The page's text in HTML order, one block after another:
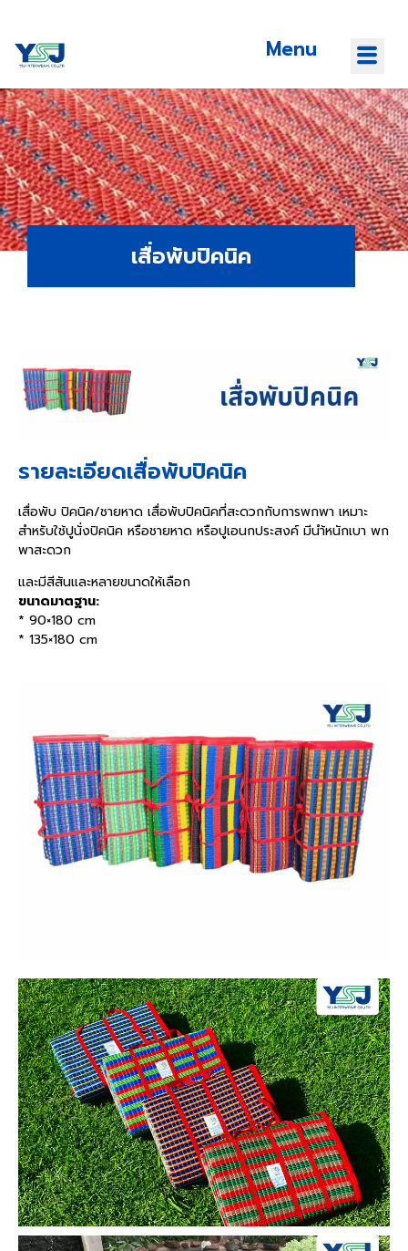
Menu
เสื่อพับปิคนิค
รายละเอียดเสื่อพับปิคนิค
เสื่อพับ ปิคนิค/ชายหาด เสื่อพับปิคนิคที่สะดวกกับการพกพา เหมาะ
สำหรับใช้ปูนั่งปิคนิค หรือชายหาด หรือปูเอนกประสงค์ มีนำ้หนักเบา พก
พาสะดวก
และมีสีสันและหลายขนาดให้เลือก
ขนาดมาตฐาน:
* 90×180 cm
* 135×180 cm